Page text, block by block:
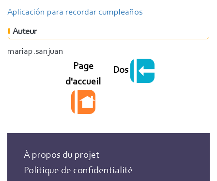
Aplicación para recordar cumpleaños
Auteur
mariap.sanjuan
Page
d'accueil
Dos
À propos du projet
Politique de confidentialité